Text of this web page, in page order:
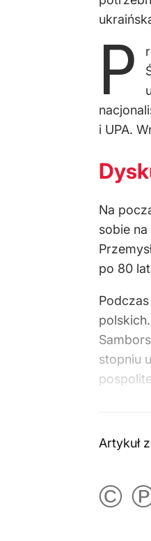
P
i UPA.
Na
sobie na
po 80
stopniu
Artykuł
©